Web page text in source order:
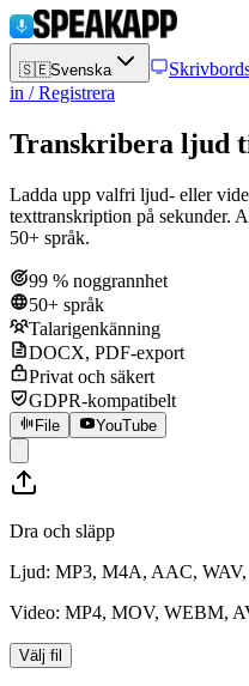
🇸🇪Svenska
in / Registrera
Transkribera ljud
Ladda upp valfri ljud- eller
texttranskription på sekunder.
50+ språk.
99 % noggrannhet
50+ språk
Talarigenkänning
DOCX, PDF-export
Privat och säkert
GDPR-kompatibelt
File YouTube
Dra och släpp
Ljud: MP3, M4A, AAC,
Video: MP4, MOV, WEBM,
Välj fil